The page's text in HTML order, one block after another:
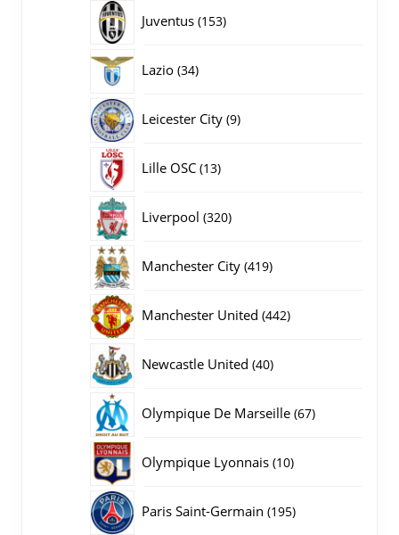
Juventus 153153
Lazio 3434
Leicester City 99
Lille OSC 1313
Liverpool 320320
Manchester City 419419
Manchester United 442442
Newcastle United 4040
Olympique De Marseille 6767
Olympique Lyonnais 1010
Paris Saint-Germain 195195